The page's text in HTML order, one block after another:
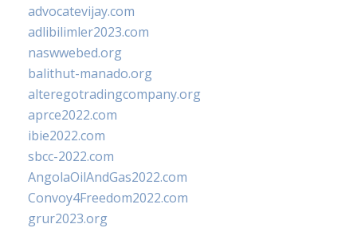
advocatevijay.com
adlibilimler2023.com
naswwebed.org
balithut-manado.org
alteregotradingcompany.org
aprce2022.com
ibie2022.com
sbcc-2022.com
AngolaOilAndGas2022.com
Convoy4Freedom2022.com
grur2023.org